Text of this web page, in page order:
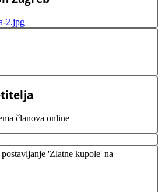
članova online
'Zlatne kupole' na